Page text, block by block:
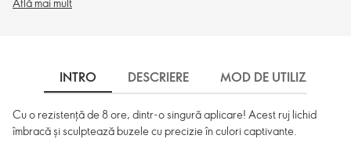
INTRO DESCRIERE MOD DE UTILIZARE
Cu o rezistență de 8 ore, dintr-o singură aplicare! Acest ruj lichid
îmbracă și sculptează buzele cu precizie în culori captivante.